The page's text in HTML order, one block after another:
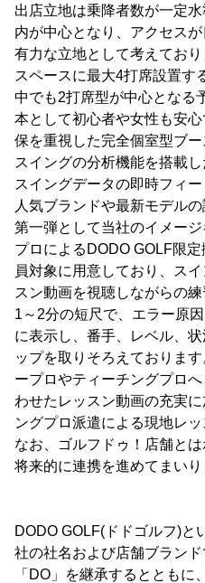
出店立地は乗降者数が一定
内が中心となり、アクセス
有力な立地として考えてお
スペースに最大4打席設置す
中でも2打席型が中心となる
本として初心者や女性も安
保を重視した完全個室型ブ
スイングの分析機能を搭載
スイングデータの即時フィ
人気ブランドや最新モデル
第一弾として当社のイメー
プロによるDODO GOLF限
員対象に用意しており、ス
スン動画を視聴しながらの
1～2分の短尺で、エラー原
に表示し、番手、レベル、
ップを取りそろえておりま
ープロやティーチングプロ
わせたレッスン動画の充実
ングプロ派遣による現地レ
なお、ゴルフドゥ！店舗と
将来的に連携を進めてまいり
DODO GOLF(ドドゴルフ)と
社の社名および店舗ブラン
「DO」を継承するととも